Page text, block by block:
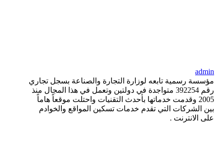
admin
مؤسسة رسمية تابعه لوزارة التجارة والصناعة بسجل تجاري
رقم 392254 متواجدة في دولتين وتعمل في هذا المجال منذ
2005 وقدمت خدماتها بأحدث التقنيات واحتلت موقعاً هاماً
بين الشركات التي تقدم خدمات تسكين المواقع والخوادم
على الانترنت .